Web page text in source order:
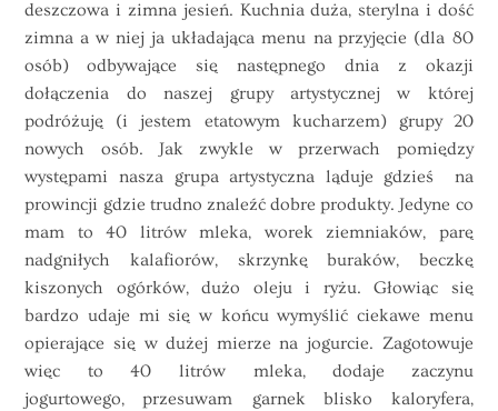
deszczowa i zimna jesień. Kuchnia duża, sterylna i dość
zimna a w niej ja układająca menu na przyjęcie (dla 80
osób) odbywające się następnego dnia z okazji
dołączenia do naszej grupy artystycznej w której
podróżuję (i jestem etatowym kucharzem) grupy 20
nowych osób. Jak zwykle w przerwach pomiędzy
występami nasza grupa artystyczna ląduje gdzieś na
prowincji gdzie trudno znaleźć dobre produkty. Jedyne co
mam to 40 litrów mleka, worek ziemniaków, parę
nadgniłych kalafiorów, skrzynkę buraków, beczkę
kiszonych ogórków, dużo oleju i ryżu. Głowiąc się
bardzo udaje mi się w końcu wymyślić ciekawe menu
opierające się w dużej mierze na jogurcie. Zagotowuje
więc to 40 litrów mleka, dodaje zaczynu
jogurtowego, przesuwam garnek blisko kaloryfera,